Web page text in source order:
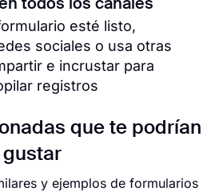
todos los canales
esté listo,
sociales o usa otras
e incrustar para
registros
que te podrían
gustar
y ejemplos de formularios